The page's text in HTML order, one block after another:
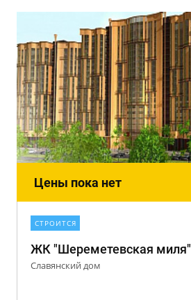
Цены пока нет
СТРОИТСЯ
ЖК "Шереметевская миля"
Славянский дом